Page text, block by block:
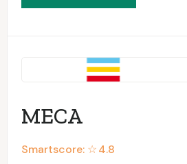
MECA
Smartscore: ☆4.8